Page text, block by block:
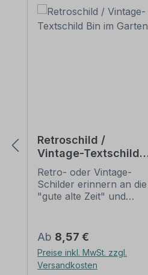
Retroschild /
Vintage-Textschild
Bin im Garten
Retro- oder Vintage-
Schilder erinnern an die
"gute alte Zeit" und
großer Beliebheit. Sind
diese Schilder im Original
nur schwer und häufig
nur zu horrenden Preise
Regulärer Preis:
Ab 8,57 €
Preise inkl. MwSt. zzgl.
Versandkosten